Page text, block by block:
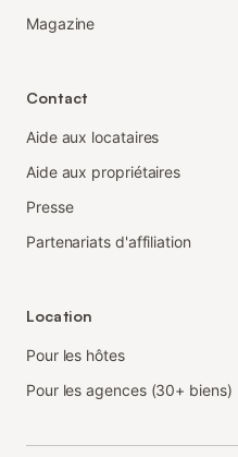
Magazine
Contact
Aide aux locataires
Aide aux propriétaires
Presse
Partenariats d'affiliation
Location
Pour les hôtes
Pour les agences (30+ biens)